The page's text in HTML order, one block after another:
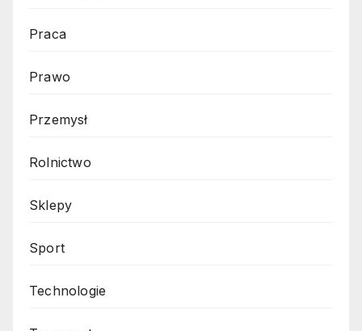
Praca
Prawo
Przemysł
Rolnictwo
Sklepy
Sport
Technologie